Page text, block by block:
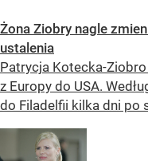
Żona Ziobry nagle
ustalenia
Patrycja Kotecka-
z Europy do USA.
do Filadelfii kilka dni po